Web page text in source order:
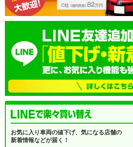
お気に入り車両の値下げ、気になる店舗の
新着情報などが届く！